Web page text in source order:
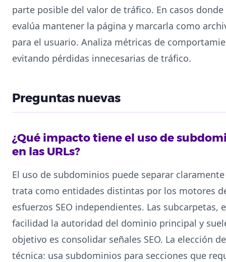
parte posible del valor de tráfico. En casos
evalúa mantener la página y marcarla como
para el usuario. Analiza métricas de
evitando pérdidas innecesarias de tráfico.
Preguntas nuevas
¿Qué impacto tiene el uso de
en las URLs?
El uso de subdominios puede separar
trata como entidades distintas por los motores
esfuerzos SEO independientes. Las
facilidad la autoridad del dominio principal y
objetivo es consolidar señales SEO. La elección
técnica: usa subdominios para secciones que